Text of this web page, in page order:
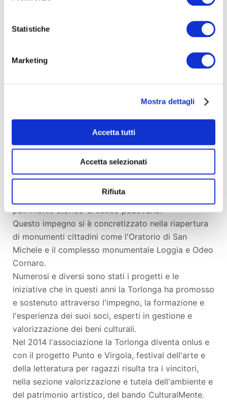
Statistiche
Marketing
Mostra dettagli
Accetta tutti
Accetta selezionati
Rifiuta
Partecipa e scegli il tuo personaggio preferito,
aggiudicati la ricompensa che preferisci, che puoi
alla realizzazione del festival aiutandoci a coprire
alcuni costi dell'organizzazione dei numerosi
incontri in città e i rimborsi spese degli ospiti. Il
festival appartiene alla città.
Costituitasi nel maggio 2000, l'associazione la
recuperare e valorizzare luoghi e memorie del
patrimonio storico-artistico padovano.
Questo impegno si è concretizzato nella riapertura
di monumenti cittadini come l'Oratorio di San
Michele e il complesso monumentale Loggia e Odeo
Cornaro.
Numerosi e diversi sono stati i progetti e le
iniziative che in questi anni la Torlonga ha promosso
e sostenuto attraverso l'impegno, la formazione e
l'esperienza dei suoi soci, esperti in gestione e
valorizzazione dei beni culturali.
Nel 2014 l'associazione la Torlonga diventa onlus e
con il progetto Punto e Virgola, festival dell'arte e
della letteratura per ragazzi risulta tra i vincitori,
nella sezione valorizzazione e tutela dell'ambiente e
del patrimonio artistico, del bando CulturalMente.